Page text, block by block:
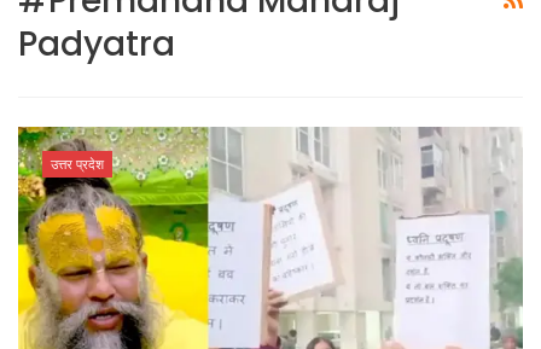
Padyatra
उत्तर प्रदेश